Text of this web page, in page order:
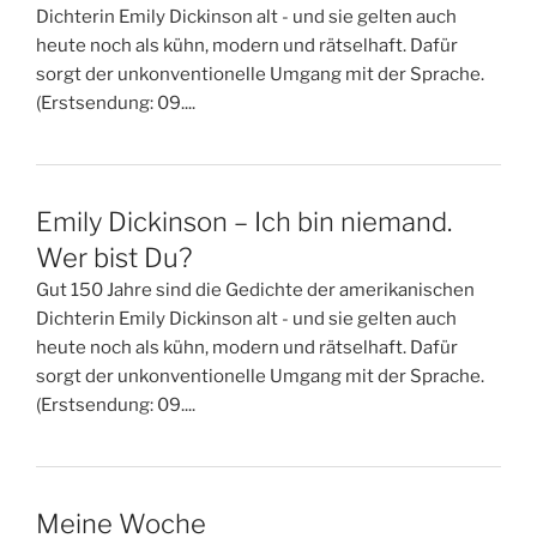
Dichterin Emily Dickinson alt - und sie gelten auch
heute noch als kühn, modern und rätselhaft. Dafür
sorgt der unkonventionelle Umgang mit der Sprache.
(Erstsendung: 09....
Emily Dickinson – Ich bin niemand.
Wer bist Du?
Gut 150 Jahre sind die Gedichte der amerikanischen
Dichterin Emily Dickinson alt - und sie gelten auch
heute noch als kühn, modern und rätselhaft. Dafür
sorgt der unkonventionelle Umgang mit der Sprache.
(Erstsendung: 09....
Meine Woche